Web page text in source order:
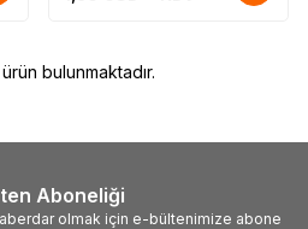
ürün bulunmaktadır.
Aboneliği
olmak için e-bültenimize abone